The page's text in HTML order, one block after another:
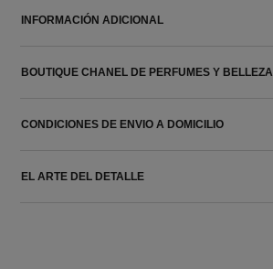
INFORMACIÓN ADICIONAL
BOUTIQUE CHANEL DE PERFUMES Y BELLEZA
CONDICIONES DE ENVIO A DOMICILIO
EL ARTE DEL DETALLE